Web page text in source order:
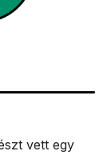
vett egy